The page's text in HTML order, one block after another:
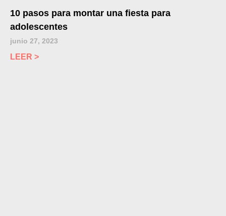
10 pasos para montar una fiesta para
adolescentes
junio 27, 2023
LEER >